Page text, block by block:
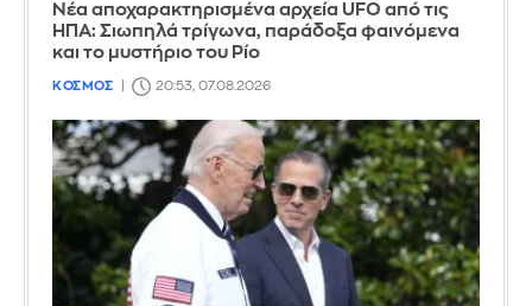
Νέα αποχαρακτηρισμένα αρχεία UFO από τις
ΗΠΑ: Σιωπηλά τρίγωνα, παράδοξα φαινόμενα
και το μυστήριο του Ρίο
ΚΟΣΜΟΣ 20:53, 07.08.2026